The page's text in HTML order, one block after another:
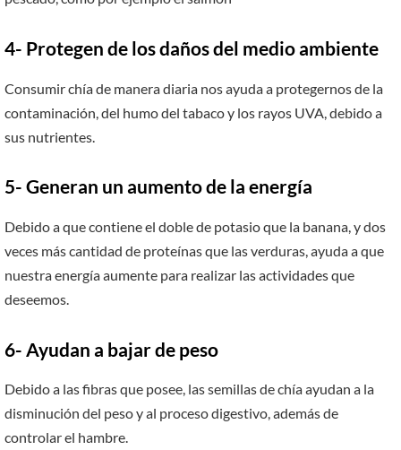
4- Protegen de los daños del medio ambiente
Consumir chía de manera diaria nos ayuda a protegernos de la
contaminación, del humo del tabaco y los rayos UVA, debido a
sus nutrientes.
5- Generan un aumento de la energía
Debido a que contiene el doble de potasio que la banana, y dos
veces más cantidad de proteínas que las verduras, ayuda a que
nuestra energía aumente para realizar las actividades que
deseemos.
6- Ayudan a bajar de peso
Debido a las fibras que posee, las semillas de chía ayudan a la
disminución del peso y al proceso digestivo, además de
controlar el hambre.